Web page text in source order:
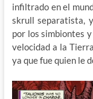
infiltrado en el
skrull separatista,
por los simbiontes
velocidad a la
ya que fue quien le